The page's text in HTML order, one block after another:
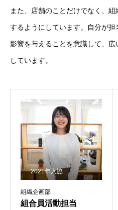
また、店舗のことだけでなく、
するようにしています。自分が
影響を与えることを意識して、
しています。
組織企画部
組合員活動担当
2021年入協